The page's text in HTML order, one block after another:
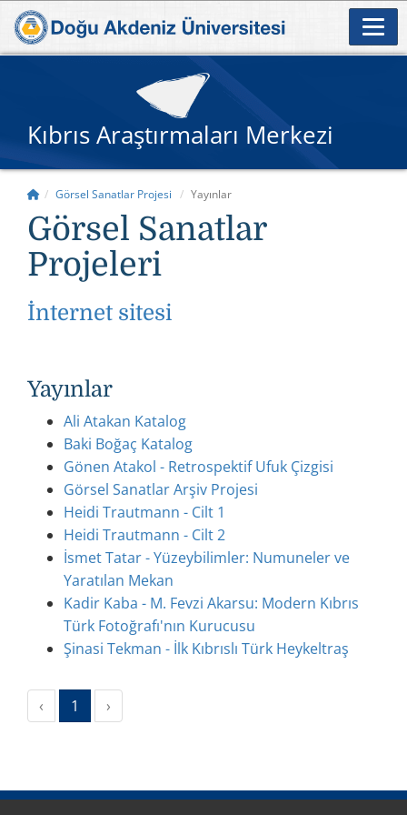
Kıbrıs Araştırmaları Merkezi
Görsel Sanatlar Projesi Yayınlar
Görsel Sanatlar
Projeleri
İnternet sitesi
Yayınlar
Ali Atakan Katalog
Baki Boğaç Katalog
Gönen Atakol - Retrospektif Ufuk Çizgisi
Görsel Sanatlar Arşiv Projesi
Heidi Trautmann - Cilt 1
Heidi Trautmann - Cilt 2
İsmet Tatar - Yüzeybilimler: Numuneler ve
Yaratılan Mekan
Kadir Kaba - M. Fevzi Akarsu: Modern Kıbrıs
Türk Fotoğrafı'nın Kurucusu
Şinasi Tekman - İlk Kıbrıslı Türk Heykeltraş
‹ 1 (current)
›